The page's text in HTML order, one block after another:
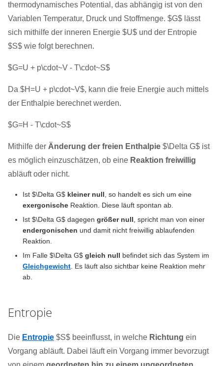
thermodynamisches Potential, das abhängig ist von den
Variablen Temperatur, Druck und Stoffmenge. $G$ lässt
sich mithilfe der inneren Energie $U$ und der Entropie
$S$ wie folgt berechnen.
$G=U + p\cdot~V - T\cdot~S$
Da $H=U + p\cdot~V$, kann die freie Energie auch mittels
der Enthalpie berechnet werden.
$G=H - T\cdot~S$
Mithilfe der Änderung der freien Enthalpie $\Delta G$ ist
es möglich einzuschätzen, ob eine Reaktion freiwillig
abläuft oder nicht.
Ist $\Delta G$ kleiner null , so handelt es sich um eine
exergonische Reaktion. Diese läuft spontan ab.
Ist $\Delta G$ dagegen größer null , spricht man von einer
endergonischen und damit nicht freiwillig ablaufenden
Reaktion.
Im Falle $\Delta G$ gleich null befindet sich das System im
Gleichgewicht . Es läuft also sichtbar keine Reaktion mehr
ab.
Entropie
Die Entropie $S$ beeinflusst, in welche Richtung ein
Vorgang abläuft. Dabei läuft ein Vorgang immer bevorzugt